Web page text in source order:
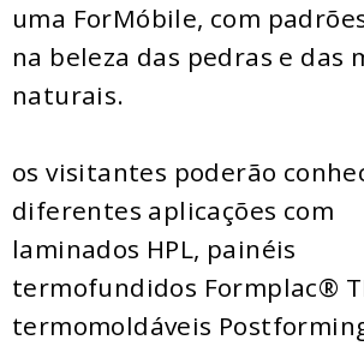
uma ForMóbile, com
na beleza das pedras e das
naturais.
os visitantes poderão
diferentes aplicações com
laminados HPL, painéis
termofundidos Formplac®
termomoldáveis